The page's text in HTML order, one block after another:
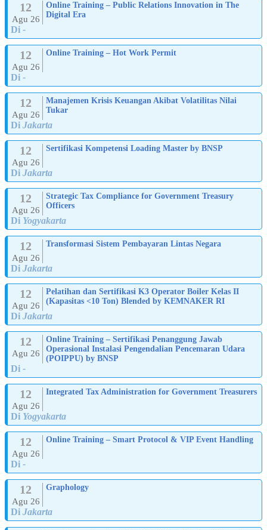
12
Agu 26
Online Training – Public Relations Innovation in The
Digital Era
Di -
12
Agu 26
Online Training – Hot Work Permit
Di -
12
Agu 26
Manajemen Krisis Keuangan Akibat Volatilitas Nilai
Tukar
Di Jakarta
12
Agu 26
Sertifikasi Kompetensi Loading Master by BNSP
Di Jakarta
12
Agu 26
Strategic Tax Compliance for Government Treasury
Officers
Di Yogyakarta
12
Agu 26
Transformasi Sistem Pembayaran Lintas Negara
Di Jakarta
12
Agu 26
Pelatihan dan Sertifikasi K3 Operator Boiler Kelas II
(Kapasitas <10 Ton) Blended by KEMNAKER RI
Di Jakarta
12
Agu 26
Online Training – Sertifikasi Penanggung Jawab
Operasional Instalasi Pengendalian Pencemaran Udara
(POIPPU) by BNSP
Di -
12
Agu 26
Integrated Tax Administration for Government Treasurers
Di Yogyakarta
12
Agu 26
Online Training – Smart Protocol & VIP Event Handling
Di -
12
Agu 26
Graphology
Di Jakarta